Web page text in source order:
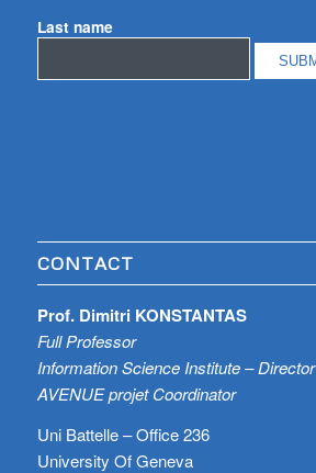
Last name
CONTACT
Prof. Dimitri KONSTANTAS
Full Professor
Information Science Institute – Director
AVENUE projet Coordinator
Uni Battelle – Office 236
University Of Geneva